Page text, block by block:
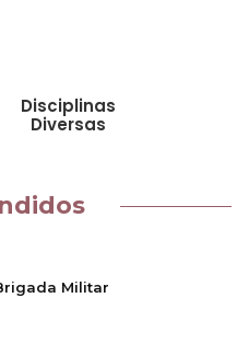
Disciplinas
Diversas
Militar